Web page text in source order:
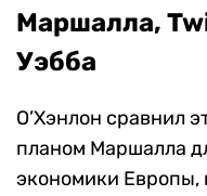
Маршалла,
Уэбба
О’Хэнлон сравнил
планом Маршалла
экономики Европы,